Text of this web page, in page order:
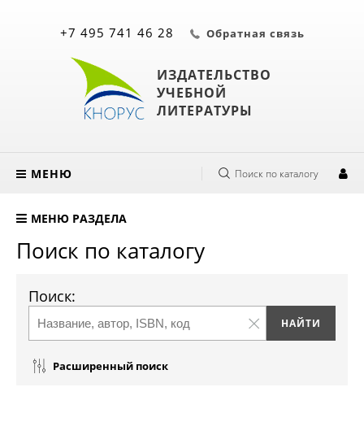
ИЗДАТЕЛЬСТВО
УЧЕБНОЙ
ЛИТЕРАТУРЫ
+7 495 741 46 28 Обратная связь
МЕНЮ Поиск по каталогу
МЕНЮ РАЗДЕЛА
Поиск по каталогу
Поиск:
Расширенный поиск